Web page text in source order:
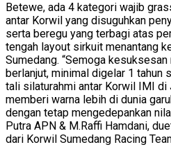
Betewe, ada 4 kategori wajib
antar Korwil yang disuguhkan
serta beregu yang terbagi atas
tengah layout sirkuit menantang
Sumedang. “Semoga
berlanjut, minimal digelar 1 tahun
tali silaturahmi antar Korwil IMI di
memberi warna lebih di dunia
dengan tetap mengedepankan
Putra APN & M.Raffi Hamdani,
dari Korwil Sumedang Racing